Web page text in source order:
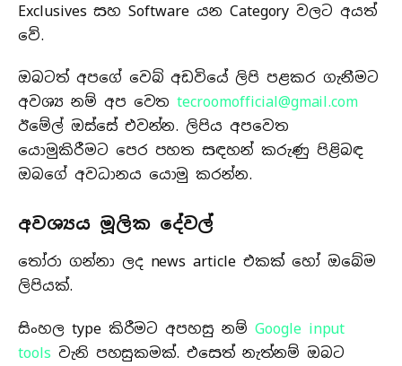
Exclusives සහ Software යන Category වලට අයත්
වේ.
ඔබටත් අපගේ වෙබ් අඩවියේ ලිපි පළකර ගැනීමට
අවශ්‍ය නම් අප වෙතtecroomofficial@gmail.com
ඊමේල් ඔස්සේ එවන්න. ලිපිය අපවෙත
යොමුකිරීමට පෙර පහත සඳහන් කරුණු පිළිබඳ
ඔබගේ අවධානය යොමු කරන්න.
අවශ්‍යය මූලික දේවල්
තෝරා ගන්නා ලද news article එකක් හෝ ඔබේම
ලිපියක්.
සිංහල type කිරීමට අපහසු නම් Google input
tools වැනි පහසුකමක්. එසෙත් නැත්නම් ඔබට